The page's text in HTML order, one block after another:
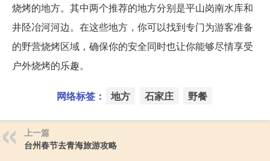
烧烤的地方。其中两个推荐的地方分别是平山岗南水库和
井陉冶河河边。在这些地方，你可以找到专门为游客准备
的野营烧烤区域，确保你的安全同时也让你能够尽情享受
户外烧烤的乐趣。
网络标签： 地方 石家庄 野餐
上一篇
台州春节去青海旅游攻略